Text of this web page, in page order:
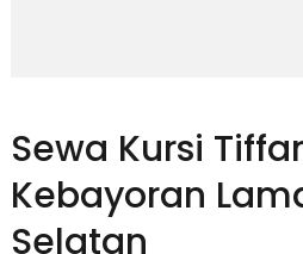
Sewa Kursi
Kebayoran
Selatan